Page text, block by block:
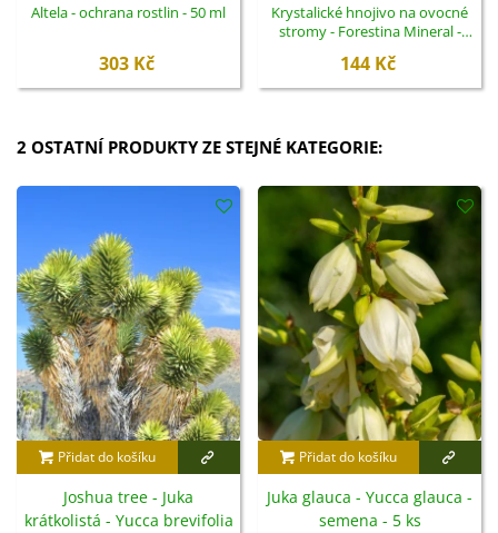
Altela - ochrana rostlin - 50 ml
303 Kč
Krystalické hnojivo na ovocné
stromy - Forestina Mineral -
144 Kč
2 OSTATNÍ PRODUKTY ZE STEJNÉ KATEGORIE:
Přidat do košíku
Joshua tree - Juka
krátkolistá - Yucca brevifolia
Přidat do košíku
Juka glauca - Yucca glauca -
semena - 5 ks